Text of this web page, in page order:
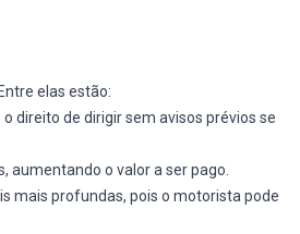
elas estão:
direito de dirigir sem avisos prévios se
aumentando o valor a ser pago.
mais profundas, pois o motorista pode